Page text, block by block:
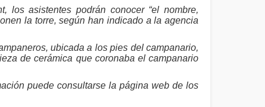
los asistentes podrán conocer “el nombre,
la torre, según han indicado a la agencia
ubicada a los pies del campanario,
de cerámica que coronaba el campanario
puede consultarse la página web de los